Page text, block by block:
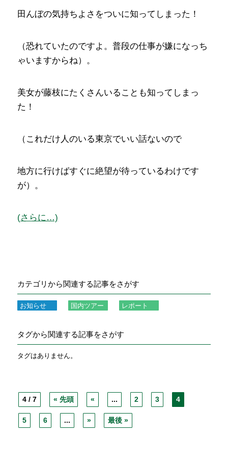
田んぼの気持ちよさをついに知ってしまった！
（恐れていたのですよ。普段の仕事が嫌になっち
ゃいますからね）。
美女が藤枝にたくさんいることも知ってしまっ
た！
（これだけ人のいる東京でいい話ないので
地方に行けばすぐに絶望が待っているわけです
が）。
(さらに…)
カテゴリから関連する記事をさがす
お知らせ 国内ツアー レポート
タグから関連する記事をさがす
タグはありません。
4 / 7 « 先頭 « ... 2 3 4
5 6 ... » 最後 »